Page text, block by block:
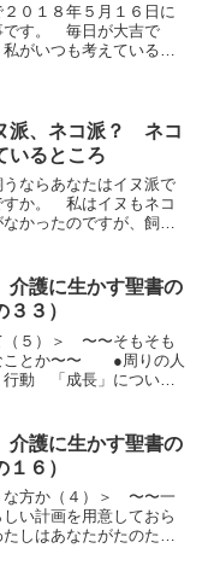
０１８年５月１６日に
です。 毎日が大吉で
がいつも考えているこ
ず、ニュアン...
派、ネコ派？ ネコ
いるところ
ならあなたはイヌ派で
すか。 私はイヌもネコ
かったのですが、飼う
度や行動で考えている
いでしょ...
介護に生かす聖書の
３）
（５）＞ 〜〜そもそも
ことか〜〜 ●周りの人
行動 「成長」について
に対する姿勢、行動と
ようなも...
介護に生かす聖書の
６）
な方か（４）＞ 〜〜一
い計画を用意しておら
しはあなたがたのため